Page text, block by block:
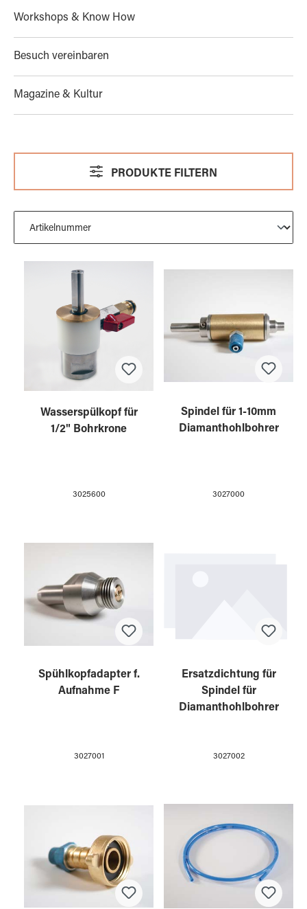
Workshops & Know How
Besuch vereinbaren
Magazine & Kultur
PRODUKTE FILTERN
Wasserspülkopf für
1/2" Bohrkrone
3025600
Spindel für 1-10mm
Diamanthohlbohrer
3027000
Spühlkopfadapter f.
Aufnahme F
3027001
Ersatzdichtung für
Spindel für
Diamanthohlbohrer
3027002